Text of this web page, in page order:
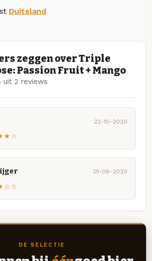
Duitsland
zeggen over Triple
Passion Fruit + Mango
uit 2 reviews
22-10-2020
01-08-2020
DE SELECTIE